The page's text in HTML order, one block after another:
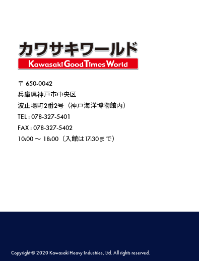
〒 650-0042
兵庫県神戸市中央区
波止場町2番2号（神戸海洋博物館内）
TEL : 078-327-5401
FAX : 078-327-5402
10:00 ～ 18:00（入館は17:30まで）
Copyright © 2020 Kawasaki Heavy Industries, Ltd. All rights reserved.